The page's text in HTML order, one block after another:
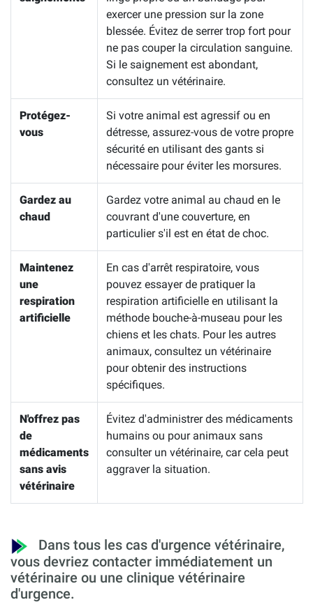
exercer une pression sur la zone
blessée. Évitez de serrer trop fort pour
ne pas couper la circulation sanguine.
Si le saignement est abondant,
consultez un vétérinaire.
Protégez-
vous
Si votre animal est agressif ou en
détresse, assurez-vous de votre propre
sécurité en utilisant des gants si
nécessaire pour éviter les morsures.
Gardez au
chaud
Gardez votre animal au chaud en le
couvrant d'une couverture, en
particulier s'il est en état de choc.
Maintenez
une
respiration
artificielle
En cas d'arrêt respiratoire, vous
pouvez essayer de pratiquer la
respiration artificielle en utilisant la
méthode bouche-à-museau pour les
chiens et les chats. Pour les autres
animaux, consultez un vétérinaire
pour obtenir des instructions
spécifiques.
N'offrez pas
de
médicaments
sans avis
vétérinaire
Évitez d'administrer des médicaments
humains ou pour animaux sans
consulter un vétérinaire, car cela peut
aggraver la situation.
Dans tous les cas d'urgence vétérinaire,
vous devriez contacter immédiatement un
vétérinaire ou une clinique vétérinaire
d'urgence.